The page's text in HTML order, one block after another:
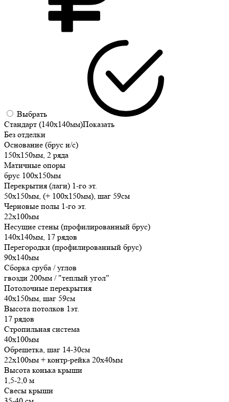
Выбрать
Стандарт (140х140мм)Показать
Без отделки
Основание (брус н/с)
150х150мм, 2 ряда
Матичные опоры
брус 100х150мм
Перекрытия (лаги) 1-го эт.
50х150мм, (+ 100х150мм), шаг 59см
Черновые полы 1-го эт.
22х100мм
Несущие стены (профилированный брус)
140х140мм, 17 рядов
Перегородки (профилированный брус)
90х140мм
Сборка сруба / углов
гвозди 200мм / "теплый угол"
Потолочные перекрытия
40х150мм, шаг 59см
Высота потолков 1эт.
17 рядов
Стропильная система
40х100мм
Обрешетка, шаг 14-30см
22х100мм + контр-рейка 20х40мм
Высота конька крыши
1,5-2,0 м
Свесы крыши